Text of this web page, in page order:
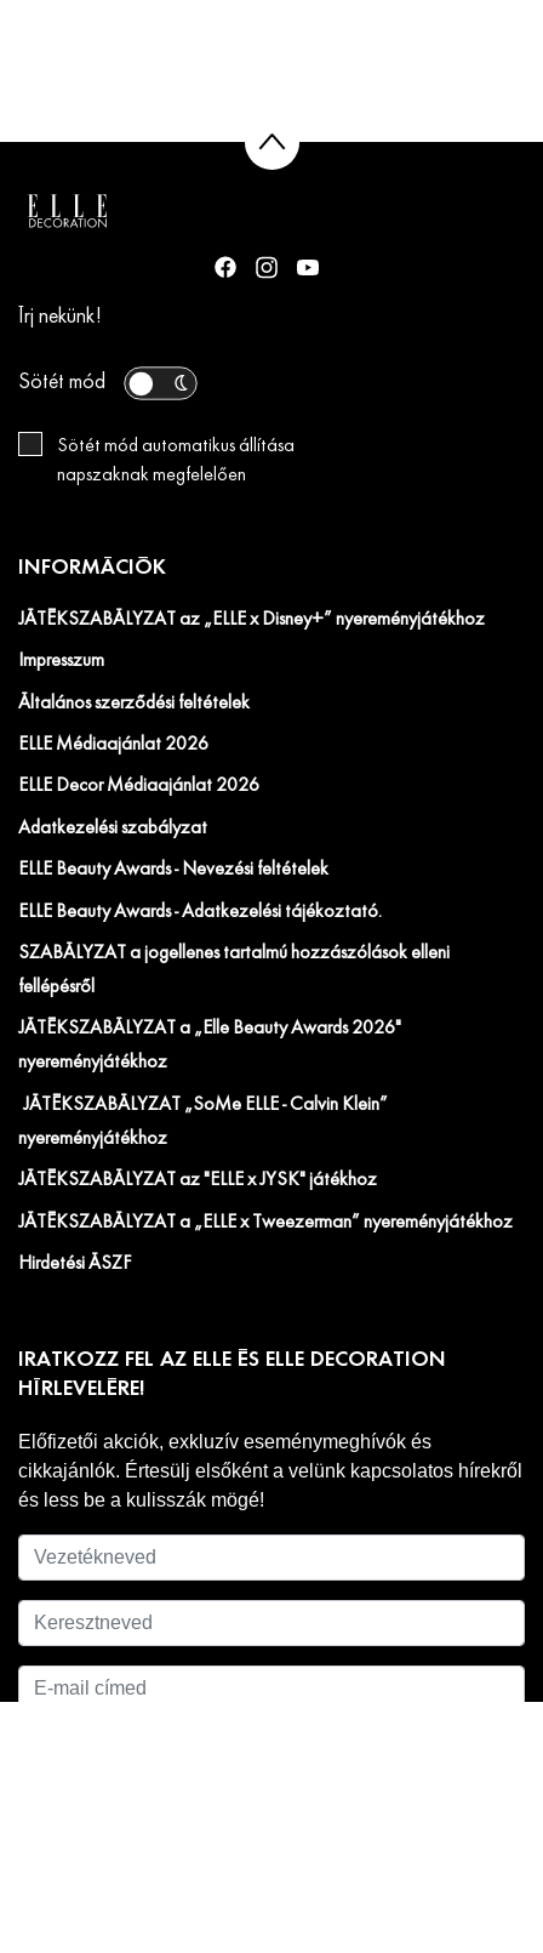
Írj nekünk!
Sötét mód
Sötét mód automatikus állítása
napszaknak megfelelően
INFORMÁCIÓK
JÁTÉKSZABÁLYZAT az „ELLE x Disney+” nyereményjátékhoz
Impresszum
Általános szerződési feltételek
ELLE Médiaajánlat 2026
ELLE Decor Médiaajánlat 2026
Adatkezelési szabályzat
ELLE Beauty Awards - Nevezési feltételek
ELLE Beauty Awards - Adatkezelési tájékoztató.
SZABÁLYZAT a jogellenes tartalmú hozzászólások elleni
fellépésről
JÁTÉKSZABÁLYZAT a „Elle Beauty Awards 2026"
nyereményjátékhoz
JÁTÉKSZABÁLYZAT „SoMe ELLE - Calvin Klein”
nyereményjátékhoz
JÁTÉKSZABÁLYZAT az "ELLE x JYSK" játékhoz
JÁTÉKSZABÁLYZAT a „ELLE x Tweezerman” nyereményjátékhoz
Hirdetési ÁSZF
IRATKOZZ FEL AZ ELLE ÉS ELLE DECORATION
HÍRLEVELÉRE!
Előfizetői akciók, exkluzív eseménymeghívók és
cikkajánlók. Értesülj elsőként a velünk kapcsolatos hírekről
és less be a kulisszák mögé!